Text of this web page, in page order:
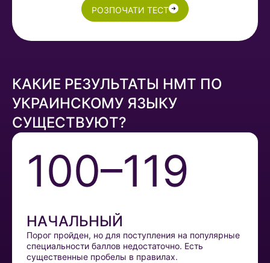
РОЗПОЧАТИ ТЕСТ
КАКИЕ РЕЗУЛЬТАТЫ НМТ ПО
УКРАИНСКОМУ ЯЗЫКУ
СУЩЕСТВУЮТ?
100–119
НАЧАЛЬНЫЙ
Порог пройден, но для поступления на популярные
специальности баллов недостаточно. Есть
существенные пробелы в правилах.